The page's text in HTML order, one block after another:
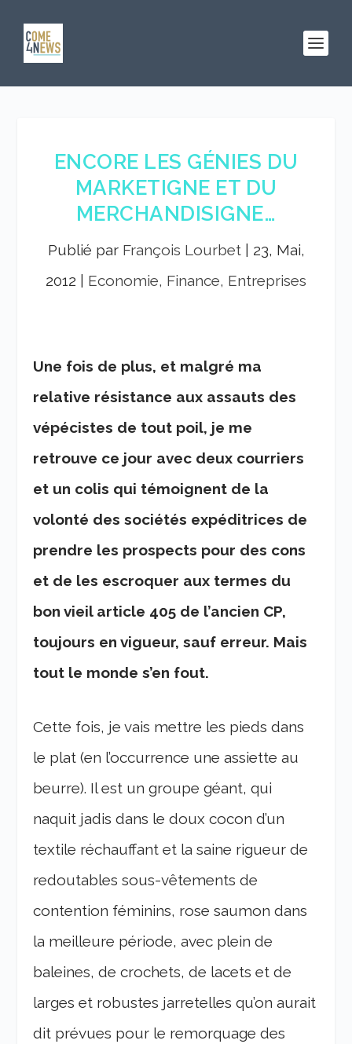
ENCORE LES GÉNIES DU
MARKETIGNE ET DU
MERCHANDISIGNE…
Publié par François Lourbet| 23, Mai,
2012
Economie, Finance, Entreprises
Une fois de plus, et malgré ma
relative résistance aux assauts des
vépécistes de tout poil, je me
retrouve ce jour avec deux courriers
et un colis qui témoignent de la
volonté des sociétés expéditrices de
prendre les prospects pour des cons
et de les escroquer aux termes du
bon vieil article 405 de l’ancien CP,
toujours en vigueur, sauf erreur. Mais
tout le monde s’en fout.
Cette fois, je vais mettre les pieds dans
le plat (en l’occurrence une assiette au
beurre). Il est un groupe géant, qui
naquit jadis dans le doux cocon d’un
textile réchauffant et la saine rigueur de
redoutables sous-vêtements de
contention féminins, rose saumon dans
la meilleure période, avec plein de
baleines, de crochets, de lacets et de
larges et robustes jarretelles qu’on aurait
dit prévues pour le remorquage des